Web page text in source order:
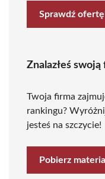
Sprawdź
Znalazłeś
Twoja firma
rankingu?
jesteś na szczycie!
Pobierz